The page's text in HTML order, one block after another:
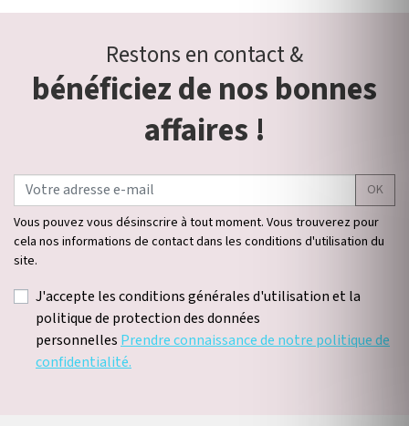
Restons en contact &
bénéficiez de nos bonnes
affaires !
OK
Vous pouvez vous désinscrire à tout moment. Vous trouverez pour
cela nos informations de contact dans les conditions d'utilisation du
site.
J'accepte les conditions générales d'utilisation et la
politique de protection des données
personnelles Prendre connaissance de notre politique de
confidentialité.